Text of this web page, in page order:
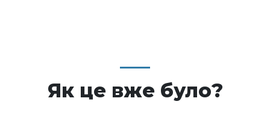
Як це вже було?